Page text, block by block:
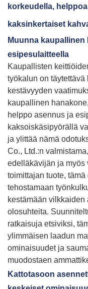
korkeudella,
kaksinkertaiset
Muunna
esipesulaitteella
Kaupallisten
työkalun on
kestävyyden
kaupallinen
helppo asennus ja
kaksoiskäsipyörällä
ja ylittää nämä
Co., Ltd.:n
edelläkävijän ja myös
toimittajan tuote,
tehostamaan
kestämään vilkkaiden
olosuhteita.
ratkaisuja etsiviksi,
ylimmäisen laadun
ominaisuudet ja
muodostaen
Kattotasoon